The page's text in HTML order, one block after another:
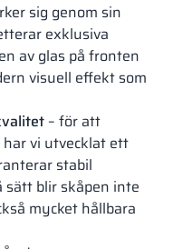
sig genom sin
exklusiva
av glas på fronten
visuell effekt som
– för att
vi utvecklat ett
stabil
sätt blir skåpen inte
mycket hållbara